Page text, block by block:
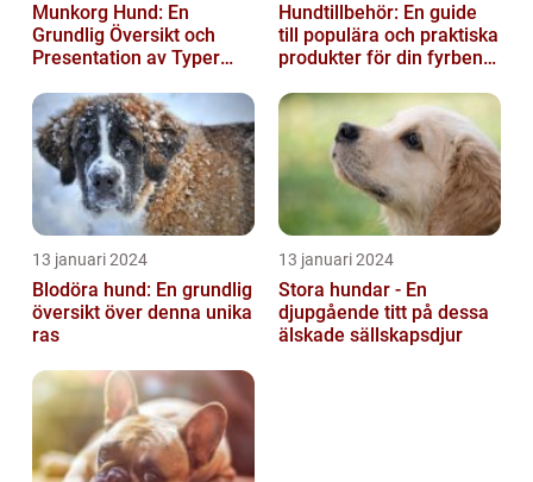
Munkorg Hund: En
Grundlig Översikt och
Presentation av Typer
Hundtillbehör: En guide
till populära och praktiska
produkter för din fyrbenta
13 januari 2024
Blodöra hund: En grundlig
översikt över denna unika
ras
13 januari 2024
Stora hundar - En
djupgående titt på dessa
älskade sällskapsdjur